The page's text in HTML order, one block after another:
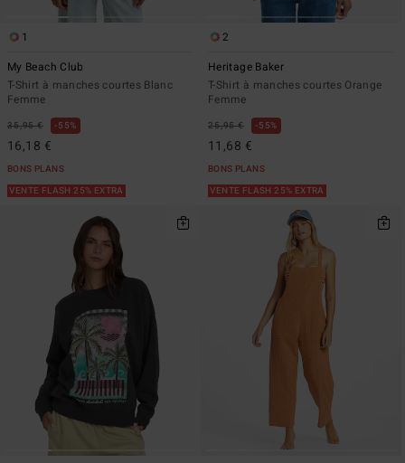
1
My Beach Club
T-Shirt à manches courtes Blanc
Femme
35,95 € 55%
16,18 €
BONS PLANS
VENTE FLASH 25% EXTRA
2
Heritage Baker
T-Shirt à manches courtes Orange
Femme
25,95 € 55%
11,68 €
BONS PLANS
VENTE FLASH 25% EXTRA